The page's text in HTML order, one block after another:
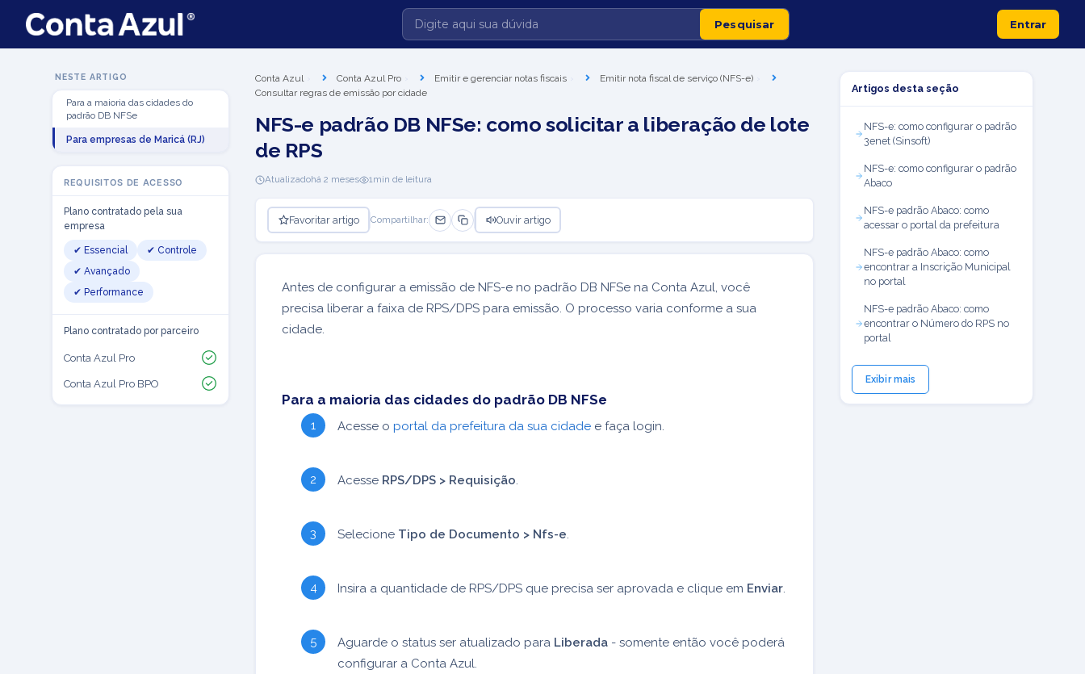
Entrar
NESTE ARTIGO
Para a maioria das cidades do
padrão DB NFSe
Para empresas de Maricá (RJ)
REQUISITOS DE ACESSO
Plano contratado pela sua
empresa
✔ Essencial
✔ Controle
✔ Avançado
✔ Performance
Plano contratado por parceiro
Conta Azul Pro
Conta Azul Pro BPO
Conta Azul Conta Azul Pro Emitir e gerenciar notas fiscais
Emitir nota fiscal de serviço (NFS-e)
Consultar regras de emissão por cidade
NFS-e padrão DB NFSe: como solicitar a liberação de lote
de RPS
Atualizadohá 2 meses 1min de leitura
Favoritar artigo Compartilhar: Ouvir artigo
Antes de configurar a emissão de NFS-e no padrão DB NFSe na Conta Azul, você
precisa liberar a faixa de RPS/DPS para emissão. O processo varia conforme a sua
cidade.
Para a maioria das cidades do padrão DB NFSe
Acesse o portal da prefeitura da sua cidade e faça login.
Acesse RPS/DPS > Requisição.
Selecione Tipo de Documento > Nfs-e.
Insira a quantidade de RPS/DPS que precisa ser aprovada e clique em Enviar.
Aguarde o status ser atualizado para Liberada - somente então você poderá
configurar a Conta Azul.
Artigos desta seção
NFS-e: como configurar o padrão
3enet (Sinsoft)
NFS-e: como configurar o padrão
Abaco
NFS-e padrão Abaco: como
acessar o portal da prefeitura
NFS-e padrão Abaco: como
encontrar a Inscrição Municipal
no portal
NFS-e padrão Abaco: como
encontrar o Número do RPS no
portal
Exibir mais